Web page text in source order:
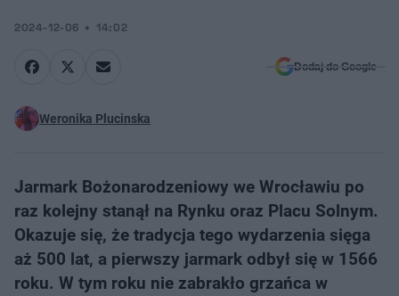
2024-12-06 14:02
Dodaj do Google
Weronika Plucinska
Jarmark Bożonarodzeniowy we Wrocławiu po
raz kolejny stanął na Rynku oraz Placu Solnym.
Okazuje się, że tradycja tego wydarzenia sięga
aż 500 lat, a pierwszy jarmark odbył się w 1566
roku. W tym roku nie zabrakło grzańca w